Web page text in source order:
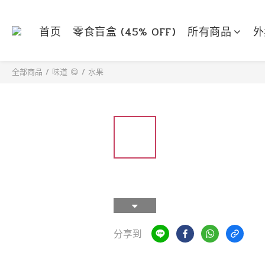
首页 零食盲盒 (45% OFF) 所有商品
全部商品 / 味道 😋 / 水果
分享到